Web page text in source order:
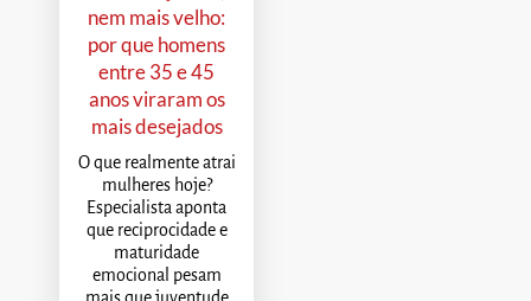
nem mais velho:
por que homens
entre 35 e 45
anos viraram os
mais desejados
O que realmente atrai
mulheres hoje?
Especialista aponta
que reciprocidade e
maturidade
emocional pesam
mais que juventude